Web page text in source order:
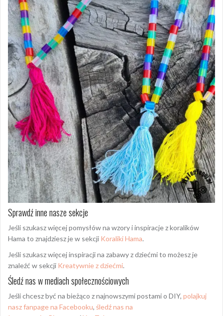
Sprawdź inne nasze sekcje
Jeśli szukasz więcej pomysłów na wzory i inspiracje z koralików
Hama to znajdziesz je w sekcji Koraliki Hama.
Jeśli szukasz więcej inspiracji na zabawy z dziećmi to możesz je
znaleźć w sekcji Kreatywnie z dziećmi.
Śledź nas w mediach społecznościowych
Jeśli chcesz być na bieżąco z najnowszymi postami o DIY, polajkuj
nasz fanpage na Facebooku, śledź nas na